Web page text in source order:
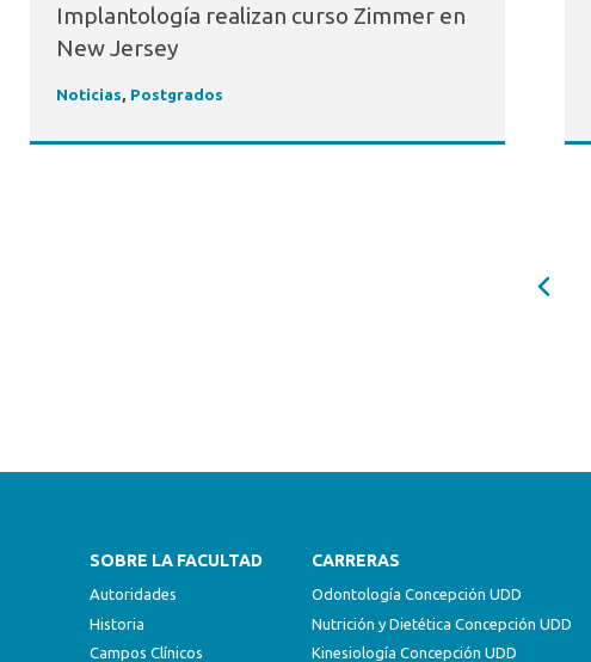
Implantología realizan curso Zimmer en
New Jersey
Noticias, Postgrados
SOBRE LA FACULTAD
Autoridades
Historia
Campos Clínicos
CARRERAS
Odontología Concepción UDD
Nutrición y Dietética Concepción UDD
Kinesiología Concepción UDD